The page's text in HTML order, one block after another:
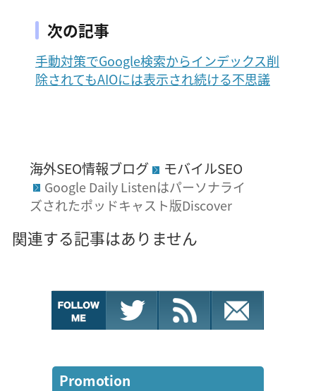
次の記事
手動対策でGoogle検索からインデックス削
除されてもAIOには表示され続ける不思議
海外SEO情報ブログ モバイルSEO
Google Daily Listenはパーソナライ
ズされたポッドキャスト版Discover
関連する記事はありません
Promotion